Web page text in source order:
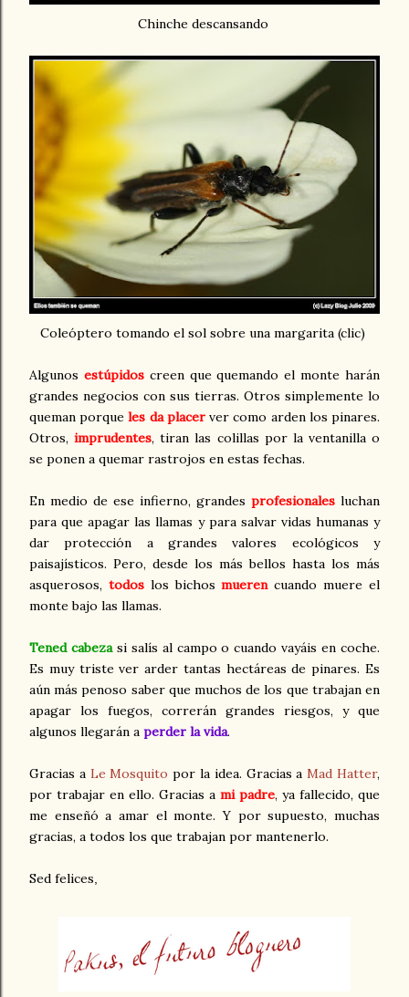
Chinche descansando
Coleóptero tomando el sol sobre una margarita (clic)
Algunos estúpidoscreen que quemando el monte harán
grandes negocios con sus tierras. Otros simplemente lo
queman porqueles da placerver como arden los pinares.
Otros,imprudentes, tiran las colillas por la ventanilla o
se ponen a quemar rastrojos en estas fechas.
En medio de ese infierno, grandes profesionales luchan
para que apagar las llamas y para salvar vidas humanas y
dar protección a grandes valores ecológicos y
paisajísticos. Pero, desde los más bellos hasta los más
asquerosos, todoslos bichosmuerencuando muere el
monte bajo las llamas.
Tened cabezasi salís al campo o cuando vayáis en coche.
Es muy triste ver arder tantas hectáreas de pinares. Es
aún más penoso saber que muchos de los que trabajan en
apagar los fuegos, correrán grandes riesgos, y que
algunos llegarán a perder la vida.
Gracias a Le Mosquito por la idea. Gracias aMad Hatter,
por trabajar en ello. Gracias a mi padre, ya fallecido, que
me enseñó a amar el monte. Y por supuesto, muchas
gracias, a todos los que trabajan por mantenerlo.
Sed felices